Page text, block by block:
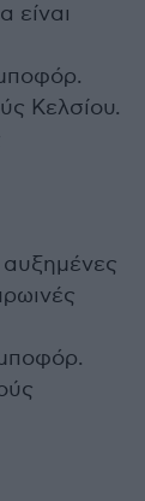
είναι
Κελσίου.
μποφόρ.